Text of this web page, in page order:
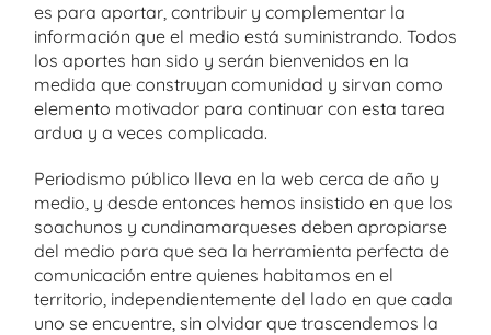
es para aportar, contribuir y complementar la
información que el medio está suministrando. Todos
los aportes han sido y serán bienvenidos en la
medida que construyan comunidad y sirvan como
elemento motivador para continuar con esta tarea
ardua y a veces complicada.
Periodismo público lleva en la web cerca de año y
medio, y desde entonces hemos insistido en que los
soachunos y cundinamarqueses deben apropiarse
del medio para que sea la herramienta perfecta de
comunicación entre quienes habitamos en el
territorio, independientemente del lado en que cada
uno se encuentre, sin olvidar que trascendemos la